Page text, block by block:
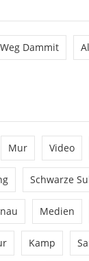
Weg Dammit
Mur Video
Schwarze
Medien
Kamp